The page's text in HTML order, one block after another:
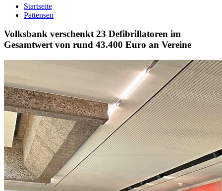
Startseite
Pattensen
Volksbank verschenkt 23 Defibrillatoren im
Gesamtwert von rund 43.400 Euro an Vereine